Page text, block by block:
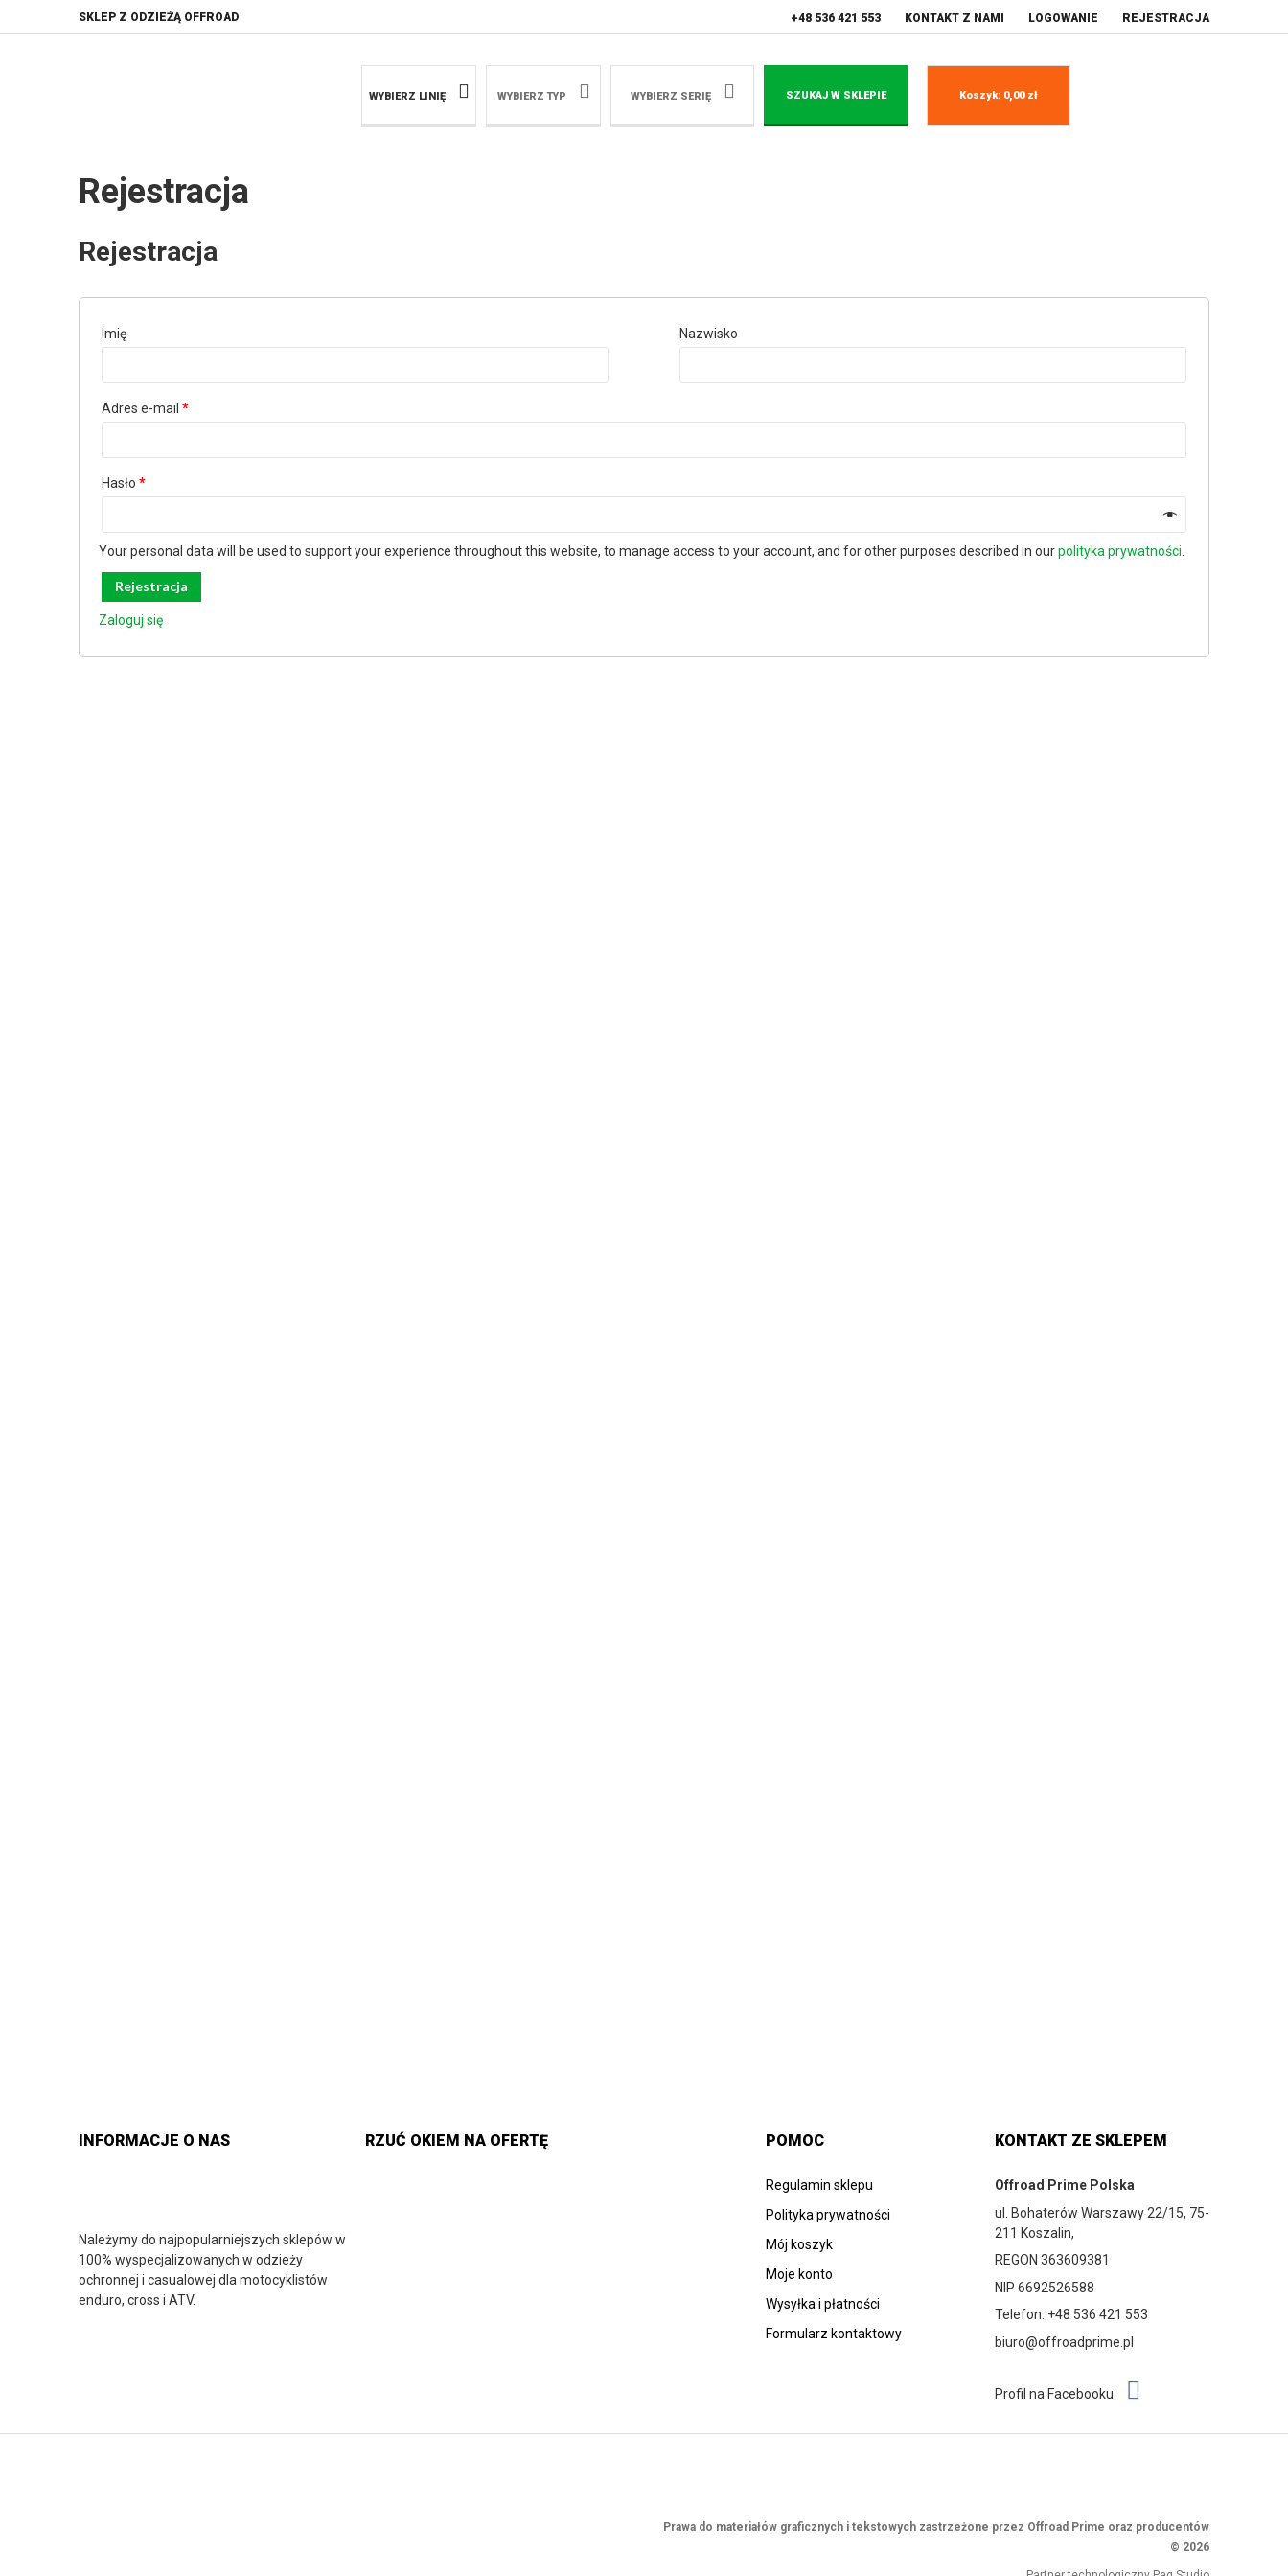
SKLEP Z ODZIEŻĄ OFFROAD +48 536 421 553 KONTAKT Z NAMI LOGOWANIE REJESTRACJA
WYBIERZ LINIĘ WYBIERZ TYP WYBIERZ SERIĘ SZUKAJ W SKLEPIE Koszyk: 0,00 zł
Rejestracja
Rejestracja
Imię Nazwisko
Adres e-mail *
Hasło *
Your personal data will be used to support your experience throughout this website, to manage access to your account, and for other purposes described in ourpolityka prywatności
Zaloguj się
INFORMACJE O NAS
Należymy do najpopularniejszych sklepów w
100% wyspecjalizowanych w odzieży
ochronnej i casualowej dla motocyklistów
enduro, cross i ATV.
RZUĆ OKIEM NA OFERTĘ POMOC
Regulamin sklepu
Polityka prywatności
Mój koszyk
Moje konto
Wysyłka i płatności
Formularz kontaktowy
KONTAKT ZE SKLEPEM
Offroad Prime Polska
ul. Bohaterów Warszawy 22/15, 75-
211 Koszalin,
REGON 363609381
NIP 6692526588
Telefon: +48 536 421 553
biuro@offroadprime.pl
Profil na Facebooku
Prawa do materiałów graficznych i tekstowych zastrzeżone przez Offroad Prime oraz producentów
© 2026